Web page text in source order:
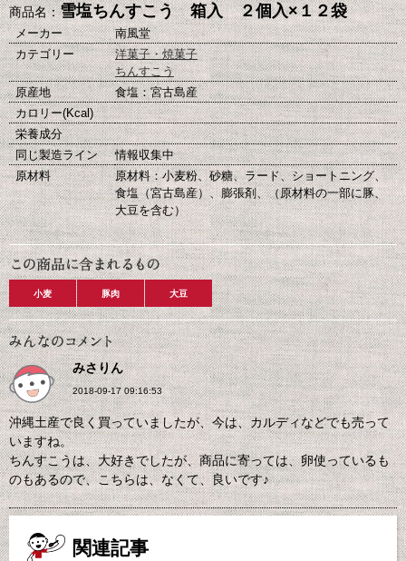
商品名：雪塩ちんすこう 箱入 ２個入×１２袋
メーカー
南風堂
カテゴリー
洋菓子・焼菓子
ちんすこう
原産地
食塩：宮古島産
カロリー(Kcal)
栄養成分
同じ製造ライン
情報収集中
原材料
原材料：小麦粉、砂糖、ラード、ショートニング、
食塩（宮古島産）、膨張剤、（原材料の一部に豚、
大豆を含む）
小麦 豚肉 大豆
みさりん
2018-09-17 09:16:53
沖縄土産で良く買っていましたが、今は、カルディなどでも売って
いますね。
ちんすこうは、大好きでしたが、商品に寄っては、卵使っているも
のもあるので、こちらは、なくて、良いです♪
関連記事